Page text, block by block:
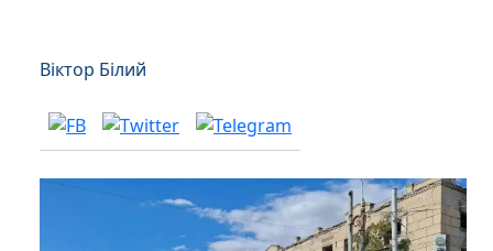
Віктор Білий